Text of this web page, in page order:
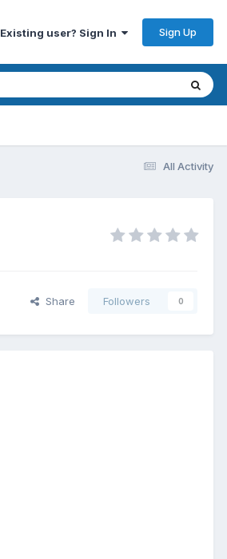
Existing user? Sign In Sign Up
All Activity
Share Followers 0